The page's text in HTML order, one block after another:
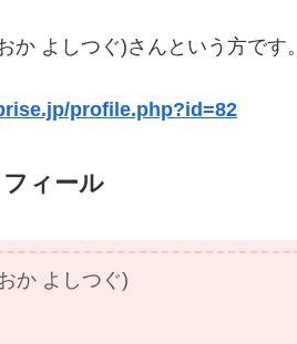
か よしつぐ)さんという方です。
profile.php?id=82
ィール
か よしつぐ)